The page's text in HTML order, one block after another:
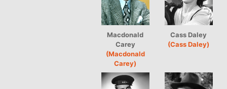
Macdonald
Carey
(Macdonald
Carey)
Cass Daley
(Cass Daley)